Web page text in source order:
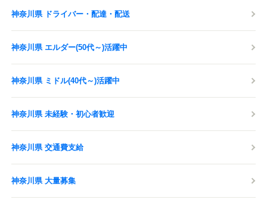
神奈川県 ドライバー・配達・配送
神奈川県 エルダー(50代～)活躍中
神奈川県 ミドル(40代～)活躍中
神奈川県 未経験・初心者歓迎
神奈川県 交通費支給
神奈川県 大量募集